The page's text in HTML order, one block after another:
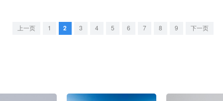
上一页 1 2 3 4 5 6 7 8 9 下一页